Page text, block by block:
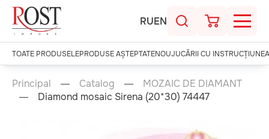
RUEN
TOATE PRODUSELEPRODUSE AȘTEPTATENOUJUCĂRII CU
Principal Catalog
MOZAIC DE DIAMANT
Diamond mosaic Sirena (20*30) 74447